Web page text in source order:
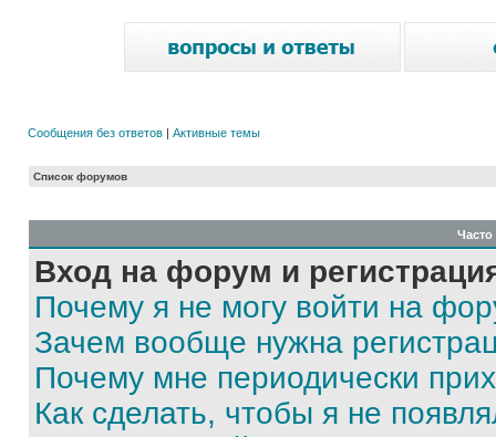
Сообщения без ответов | Активные темы
Список форумов
Вход на форум и
Почему я не могу войти на
Зачем вообще нужна
Почему мне периодически
Как сделать, чтобы я не